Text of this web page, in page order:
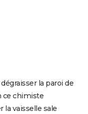
la paroi de
ce chimiste
la vaisselle sale